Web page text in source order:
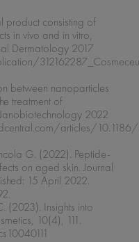
product consisting of
in vivo and in vitro,
Dermatology 2017
between nanoparticles
treatment of
2022
articles/
G. (2022). Peptide-
on aged skin. Journal
15 April 2022.
(2023). Insights into
10(4), 111.